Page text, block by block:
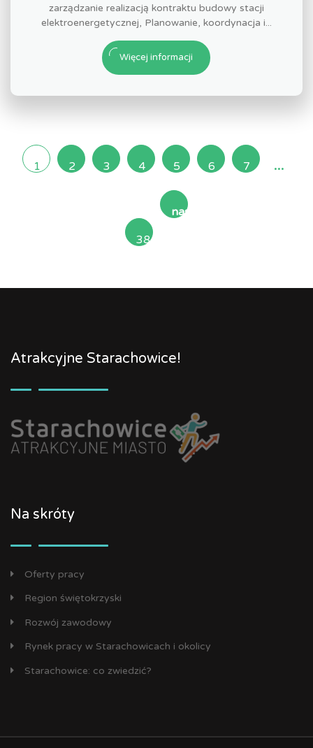
zarządzanie realizacją kontraktu budowy stacji
elektroenergetycznej, Planowanie, koordynacja i...
Więcej informacji
1 2 3 4 5 6 7 ...
38
następna
Atrakcyjne Starachowice!
Na skróty
Oferty pracy
Region świętokrzyski
Rozwój zawodowy
Rynek pracy w Starachowicach i okolicy
Starachowice: co zwiedzić?